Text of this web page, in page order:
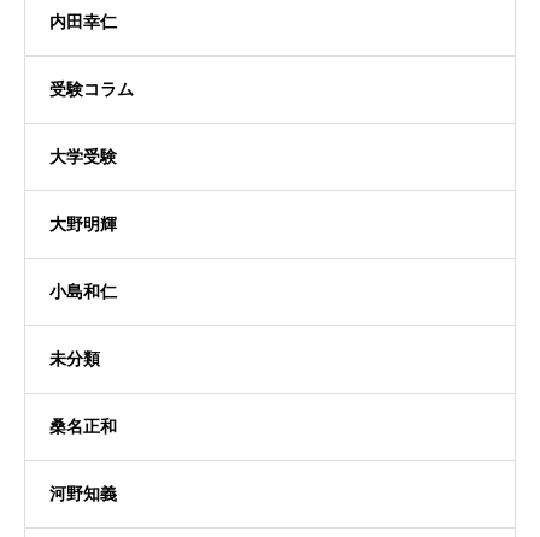
内田幸仁
受験コラム
大学受験
大野明輝
小島和仁
未分類
桑名正和
河野知義